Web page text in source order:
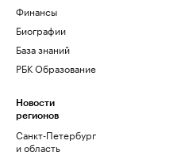
Финансы
Биографии
База знаний
РБК Образование
Новости
регионов
Санкт-Петербург
и область